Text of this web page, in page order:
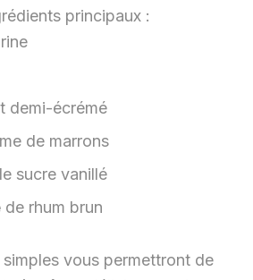
principaux :
demi-écrémé
de marrons
sucre vanillé
de rhum brun
vous permettront de